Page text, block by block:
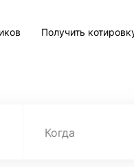
Получить
Когда